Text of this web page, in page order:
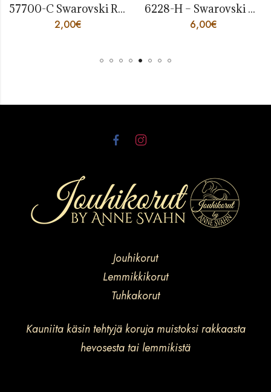
57700-C Swarovski Rhodium Plated Charm SS29 6mm Crystal
2,00€
6228-H – Swarovski Crystal Heart 18mm Heliotrope
6,00€
Jouhikorut
Lemmikkikorut
Tuhkakorut
Kauniita käsin tehtyjä koruja muistoksi rakkaasta
hevosesta tai lemmikistä